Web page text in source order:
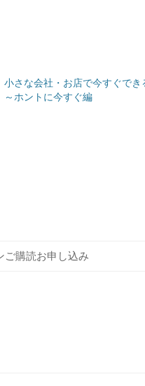
小さな会社・お店で今すぐで
～ホントに今すぐ編
ご購読お申し込み